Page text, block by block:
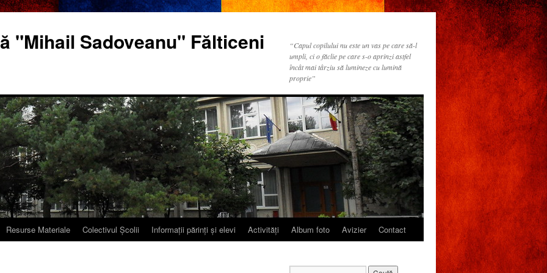
"Mihail Sadoveanu" Fălticeni
“Capul copilului nu este un vas pe care să-l
umpli, ci o făclie pe care s-o aprinzi astfel
încât mai târziu să lumineze cu lumină
proprie”
Resurse Materiale Colectivul Școlii Informații părinți și elevi Activităţi Album foto Avizier Contact